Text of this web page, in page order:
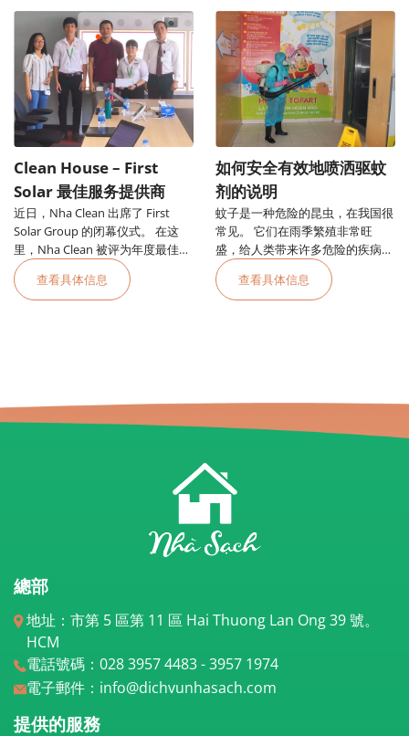
近日，Nha Clean 出席了 First
Solar Group 的闭幕仪式。 在这
里，Nha Clean 被评为年度最佳服
务提供商。
Clean House – First
Solar 最佳服务提供商
查看具体信息
蚊子是一种危险的昆虫，在我国很
常见。 它们在雨季繁殖非常旺
盛，给人类带来许多危险的疾病，
其中最危险的是便士热。
如何安全有效地喷洒驱蚊
剂的说明
查看具体信息
總部
地址：市第 5 區第 11 區 Hai Thuong Lan Ong 39 號。
HCM
電話號碼：028 3957 4483 - 3957 1974
電子郵件：info@dichvunhasach.com
提供的服務